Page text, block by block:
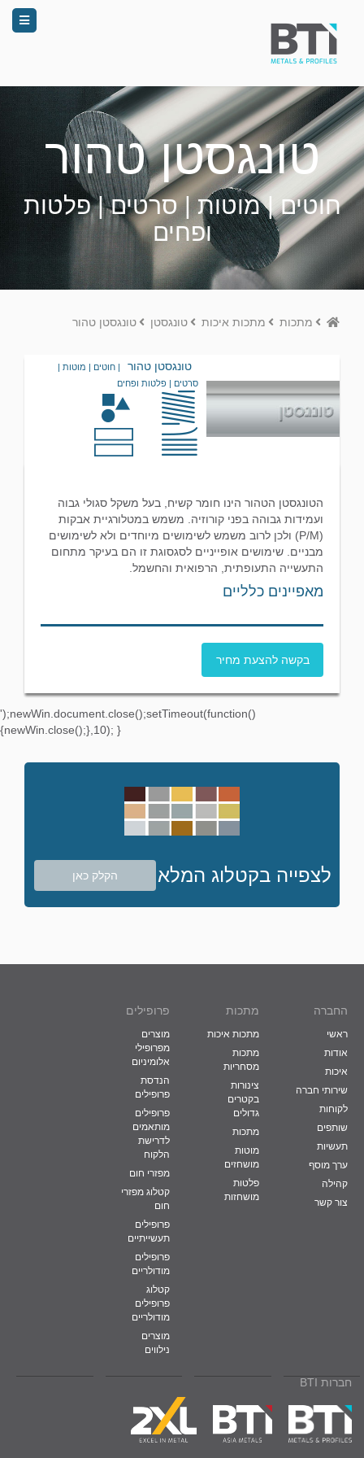
טונגסטן טהור
חוטים | מוטות | סרטים | פלטות
ופחים
Homeמתכות מתכות איכות טונגסטן טונגסטן טהור
טונגסטן טהור
| חוטים | מוטות |
סרטים | פלטות ופחים
הטונגסטן הטהור הינו חומר קשיח, בעל משקל סגולי גבוה
ועמידות גבוהה בפני קורוזיה. משמש במטלורגיית אבקות
(P/M) ולכן לרוב משמש לשימושים מיוחדים ולא לשימושים
מבניים. שימושים אופייניים לסגסוגת זו הם בעיקר מתחום
התעשייה התעופתית, הרפואית והחשמל.
מאפיינים כלליים
בקשה להצעת מחיר
');newWin.document.close();setTimeout(function()
{newWin.close();},10); }
לצפייה בקטלוג המלא הקלק כאן
החברה
ראשי
אודות
איכות
שירותי חברה
לקוחות
שותפים
תעשיות
ערך מוסף
קהילה
צור קשר
מתכות
מתכות איכות
מתכות
מסחריות
צינורות
בקטרים
גדולים
מתכות
מוטות
מושחזים
פלטות
מושחזות
פרופילים
מוצרים
מפרופילי
אלומיניום
הנדסת
פרופילים
פרופילים
מותאמים
לדרישת
הלקוח
מפזרי חום
קטלוג מפזרי
חום
פרופילים
תעשייתיים
פרופילים
מודולריים
קטלוג
פרופילים
מודולריים
מוצרים
נילווים
חברות BTI